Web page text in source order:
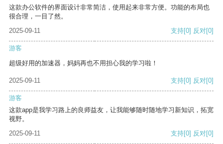
这款办公软件的界面设计非常简洁，使用起来非常方便。功能的布局也
很合理，一目了然。
2025-09-11
支持[0] 反对[0]
游客
超级好用的加速器，妈妈再也不用担心我的学习啦！
2025-09-11 支持[0] 反对[0]
游客
这款app是我学习路上的良师益友，让我能够随时随地学习新知识，拓宽
视野。
2025-09-11
支持[0] 反对[0]